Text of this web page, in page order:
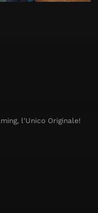
l'Unico Originale!